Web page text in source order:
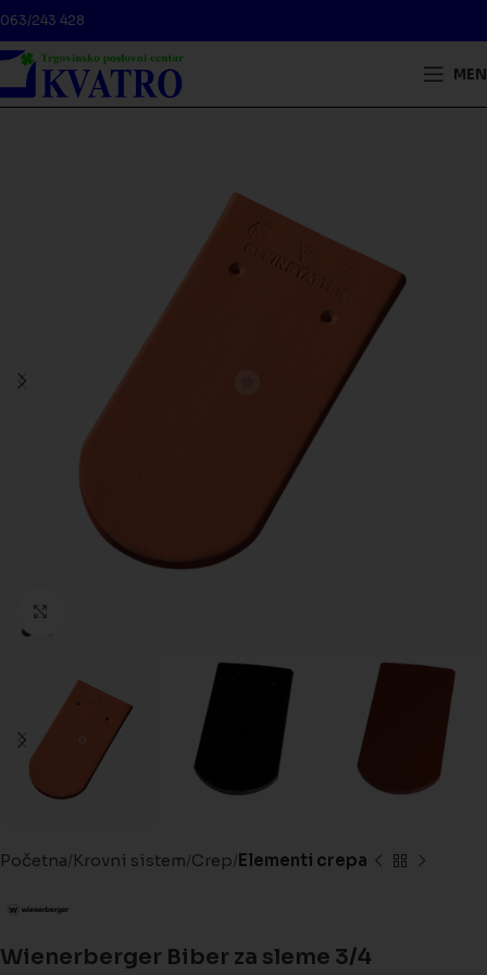
063/243 428
Početna Krovni sistem Crep Elementi crepa
Wienerberger Biber za sleme 3/4